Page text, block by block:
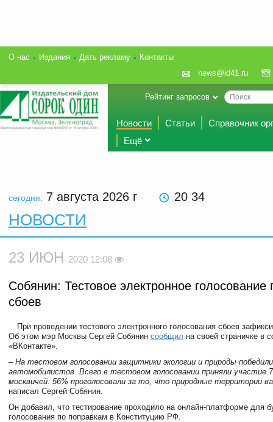
О нас Издания Дать рекламу
Контакты
news@id41.ru
Рейтинг запросов
Новости Статьи
Справочник
Ещё
сегодня: 7 августа 2026 г 20 34
НОВОСТИ
23 ИЮН 2020 12:08
Собянин: Тестовое электронное
сбоев
При проведении тестового электронного голосования сбоев
Об этом мэр Москвы Сергей Собянин сообщил на своей страничке в
«ВКонтакте».
– На тестовом голосовании защитники экологии и природы победили
автомобилистов. Всего в тестовом голосовании приняли участие
москвичей. 56% проголосовали за то, что природные территории
написал Сергей Собянин.
Он добавил, что тестирование проходило на онлайн-платформе для
голосования по поправкам в Конституцию РФ.